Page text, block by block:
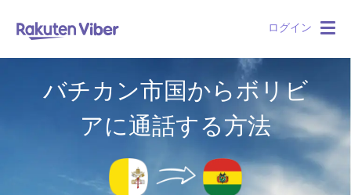
ログイン
バチカン市国からボリビ
アに通話する方法